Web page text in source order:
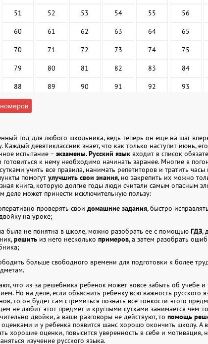
51 52 53 54 55 56
60 61 62 63 64 65
70 71 72 73 74 75
79 80 81 82 83 84
88 89 90 91 92 93
98
116 117 119 120 121 122
126 127 128 129 130 131
136 137 138 139 141 142
148 149 150 151 152
159 160
168 169 170 171 172 173
177
186
196 197 198 199 201 202
206 207 208 209 210 211
215 216 217 218 219 220
номеров
год для любого школьника, ведь теперь он еще на шаг
девятиклассник знает, что как только наступит июнь,
испытание – экзамены. Русский язык входит в список
готовиться к нему необходимо начинать заранее. Многие в
учить все правила, нанимать репетиторов и тратить часы
помогут улучшить свои знания, но закрепить их можно
книга, которую долгие годы люди считали самым опасным
деле может принести исключительную пользу:
проверять свои домашние задания, быстро
на уроке;
была не понятна в школе, можно разобрать ее с помощью ГДЗ,
решить из него несколько примеров, а затем разобрать
больше свободного времени для подготовки к более
что из-за решебника ребенок может вовсе забыть об учебе и
Но на деле, если объяснить ребенку всю важность русского
то он будет сам стремиться познать все тонкости этого
не любит этот предмет и круглыми сутками занимается чем-
двойки, а ваши разговоры не действуют, то помощь
оценками и у ребенка появится шанс хорошо окончить школу. А
хорошие оценки, повысится уверенность в себе и мотивация,
изучение русского языка.